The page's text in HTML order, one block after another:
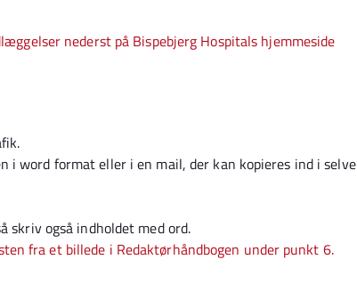
nederst på Bispebjerg Hospitals hjemmeside
i word format eller i en mail, der kan kopieres ind i selve
skriv også indholdet med ord.
fra et billede i Redaktørhåndbogen under punkt 6.